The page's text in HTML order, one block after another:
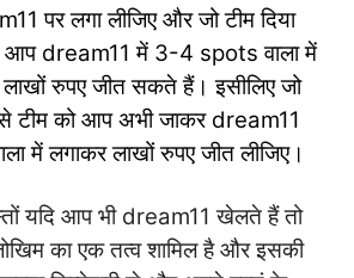
पर लगा लीजिए और जो टीम दिया
आप dream11 में 3-4 spots वाला में
रुपए जीत सकते हैं। इसीलिए जो
टीम को आप अभी जाकर dream11
में लगाकर लाखों रुपए जीत लीजिए।
यदि आप भी dream11 खेलते हैं तो
का एक तत्व शामिल है और इसकी